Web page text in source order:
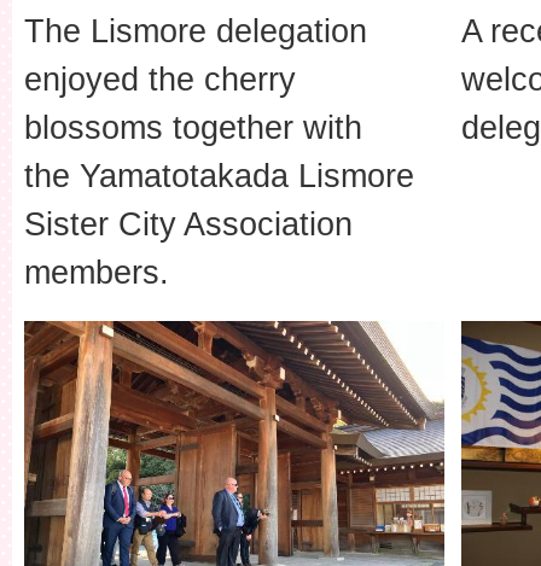
The Lismore delegation
enjoyed the cherry
blossoms together with
the Yamatotakada Lismore
Sister City Association
members.
A